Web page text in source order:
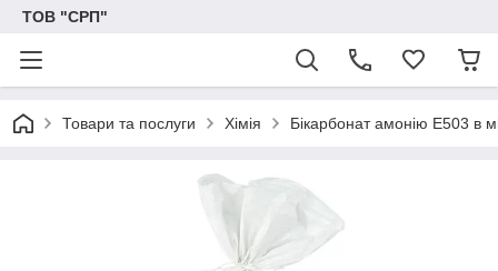
ТОВ "СРП"
Товари та послуги Хімія Бікарбонат амонію Е503 в